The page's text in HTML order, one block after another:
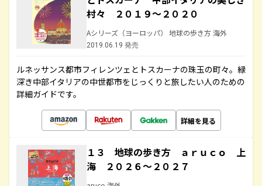
村々 ２０１９～２０２０
Aシリーズ（ヨーロッパ） 地球の歩き方 海外
2019.06.19 発売
ルネッサンス都市フィレンツェとトスカーナの珠玉の町々。緑
深き中部イタリアの中世都市をじっくりと旅したい人のための
詳細ガイドです。
詳細を見る
１３ 地球の歩き方 ａｒｕｃｏ 上
海 ２０２６～２０２７